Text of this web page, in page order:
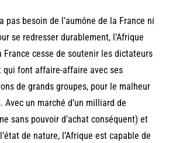
pas besoin de l’aumône de la France ni
se redresser durablement, l’Afrique
France cesse de soutenir les dictateurs
qui font affaire-affaire avec ses
de grands groupes, pour le malheur
un marché d’un milliard de
sans pouvoir d’achat conséquent) et
de nature, l’Afrique est capable de